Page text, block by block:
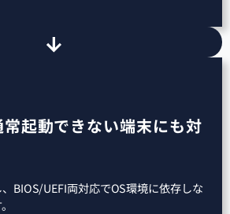
起動できない端末にも対
BIOS/UEFI両対応でOS環境に依存しな